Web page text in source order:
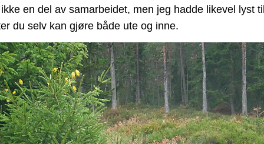
en del av samarbeidet, men jeg hadde likevel lyst
du selv kan gjøre både ute og inne.